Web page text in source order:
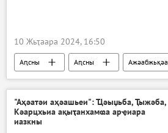
10 Жьҭаара 2024, 16:50
Аԥсны Аԥсны Ажәабжьқәа
"Аҳәатәи аҳәашьеи": Ҵәыџьба, Ҭыжәба,
Кәарцхьиа ақыҭанхамҩа арҿиара
иазкны